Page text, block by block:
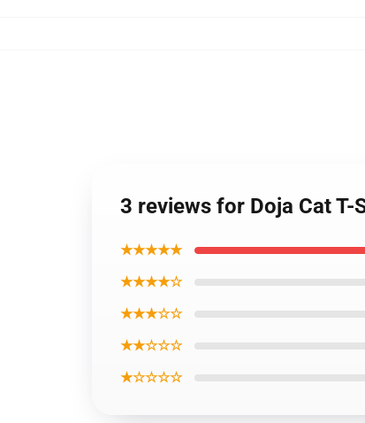
3 reviews for Doja Cat T-
★★★★★
★★★★☆
★★★☆☆
★★☆☆☆
★☆☆☆☆